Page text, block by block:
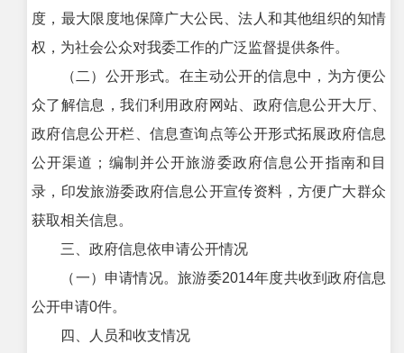
度，最大限度地保障广大公民、法人和其他组织的知情
权，为社会公众对我委工作的广泛监督提供条件。
（二）公开形式。在主动公开的信息中，为方便公
众了解信息，我们利用政府网站、政府信息公开大厅、
政府信息公开栏、信息查询点等公开形式拓展政府信息
公开渠道；编制并公开旅游委政府信息公开指南和目
录，印发旅游委政府信息公开宣传资料，方便广大群众
获取相关信息。
三、政府信息依申请公开情况
（一）申请情况。旅游委2014年度共收到政府信息
公开申请0件。
四、人员和收支情况